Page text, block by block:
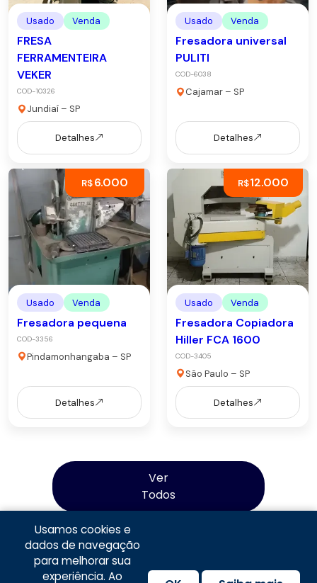
Usado Venda
FRESA
FERRAMENTEIRA
VEKER
COD-10326
Jundiaí – SP
Detalhes
Usado Venda
Fresadora universal
PULITI
COD-6038
Cajamar – SP
Detalhes
R$6.000
Usado Venda
Fresadora pequena
COD-3356
Pindamonhangaba – SP
Detalhes
R$12.000
Usado Venda
Fresadora Copiadora
Hiller FCA 1600
COD-3405
São Paulo – SP
Detalhes
Ver
Todos
Usamos cookies e
dados de navegação
para melhorar sua
experiência. Ao